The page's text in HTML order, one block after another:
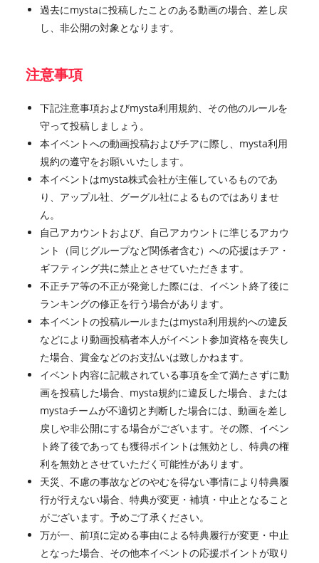
過去にmystaに投稿したことのある動画の場合、差し戻
し、非公開の対象となります。
注意事項
下記注意事項およびmysta利用規約、その他のルールを
守って投稿しましょう。
本イベントへの動画投稿およびチアに際し、mysta利用
規約の遵守をお願いいたします。
本イベントはmysta株式会社が主催しているものであ
り、アップル社、グーグル社によるものではありませ
ん。
自己アカウントおよび、自己アカウントに準じるアカウ
ント（同じグループなど関係者含む）への応援はチア・
ギフティング共に禁止とさせていただきます。
不正チア等の不正が発覚した際には、イベント終了後に
ランキングの修正を行う場合があります。
本イベントの投稿ルールまたはmysta利用規約への違反
などにより動画投稿者本人がイベント参加資格を喪失し
た場合、賞金などのお支払いは致しかねます。
イベント内容に記載されている事項を全て満たさずに動
画を投稿した場合、mysta規約に違反した場合、または
mystaチームが不適切と判断した場合には、動画を差し
戻しや非公開にする場合がございます。その際、イベン
ト終了後であっても獲得ポイントは無効とし、特典の権
利を無効とさせていただく可能性があります。
天災、不慮の事故などのやむを得ない事情により特典履
行が行えない場合、特典が変更・補填・中止となること
がございます。予めご了承ください。
万が一、前項に定める事由による特典履行が変更・中止
となった場合、その他本イベントの応援ポイントが取り